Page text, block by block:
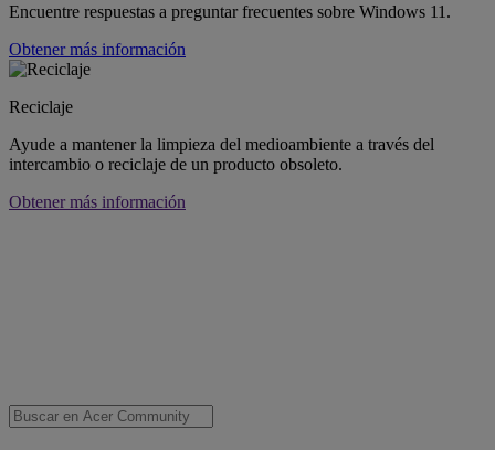
Encuentre respuestas a preguntar frecuentes sobre Windows 11.
Obtener más información
Reciclaje
Ayude a mantener la limpieza del medioambiente a través del
intercambio o reciclaje de un producto obsoleto.
Obtener más información